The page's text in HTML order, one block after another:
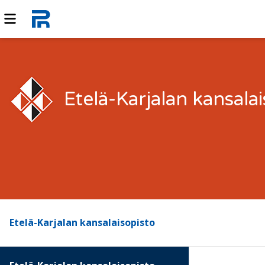
Etelä-Karjalan
Etelä-Karjalan kansalaisopisto